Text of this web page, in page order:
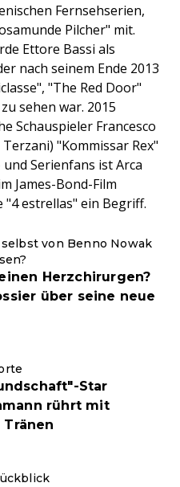
Fernsehserien,
Pilcher" mit.
Ettore Bassi als
nach seinem Ende 2013
"The Red Door"
sehen war. 2015
Schauspieler Francesco
"Kommissar Rex"
Serienfans ist Arca
James-Bond-Film
"4 estrellas" ein Begriff.
von Benno Nowak
Herzchirurgen?
über seine neue
Star
rührt mit